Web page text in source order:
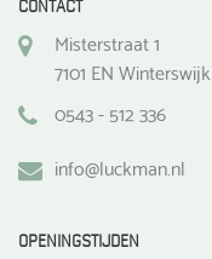
CONTACT
Misterstraat 1
7101 EN Winterswijk
0543 - 512 336
info@luckman.nl
OPENINGSTIJDEN